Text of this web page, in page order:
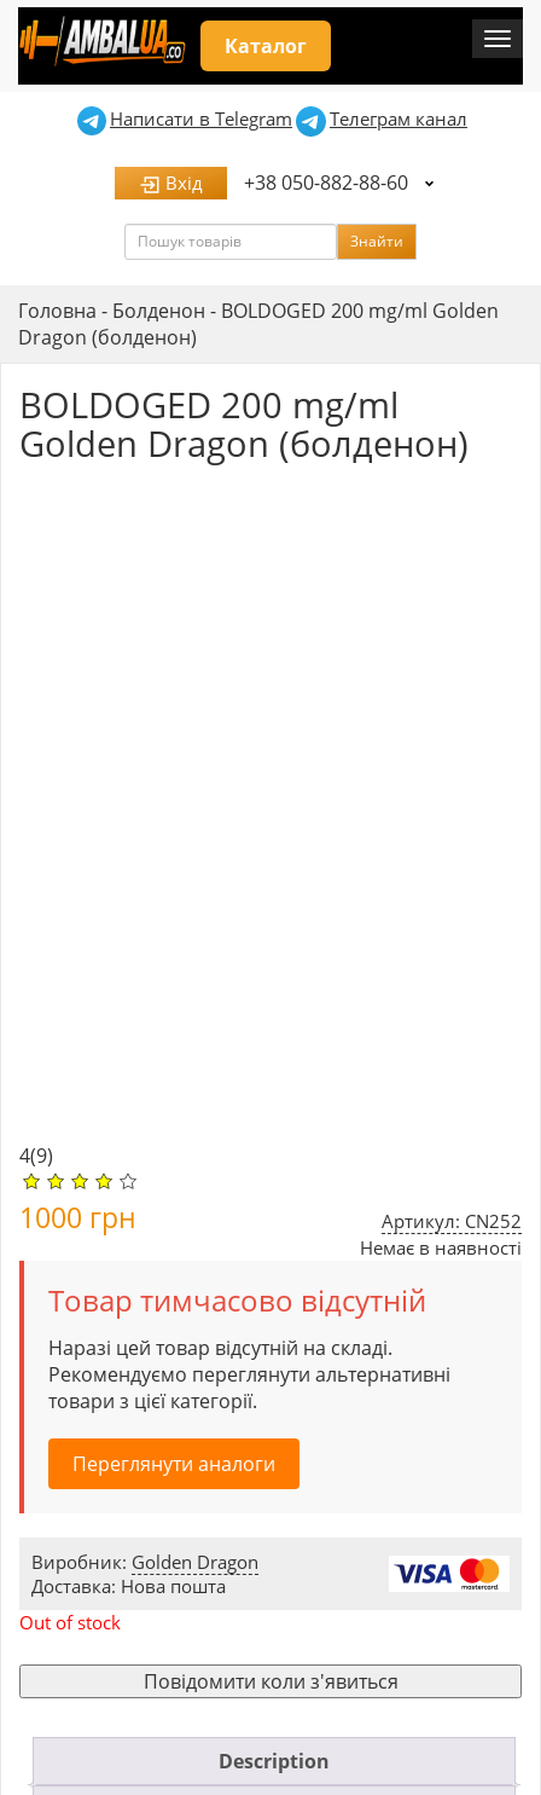
Каталог
Написати в Telegram Телеграм канал
Вхід +38 050-882-88-60
Пошук Знайти
Головна - Болденон - BOLDOGED 200 mg/ml Golden
Dragon (болденон)
BOLDOGED 200 mg/ml
Golden Dragon (болденон)
4(9)
Артикул: CN252
Немає в наявності
1000 грн
Товар тимчасово відсутній
Наразі цей товар відсутній на складі.
Рекомендуємо переглянути альтернативні
товари з цієї категорії.
Переглянути аналоги
Виробник: Golden Dragon
Доставка: Нова пошта
Out of stock
Повідомити коли з'явиться
Description